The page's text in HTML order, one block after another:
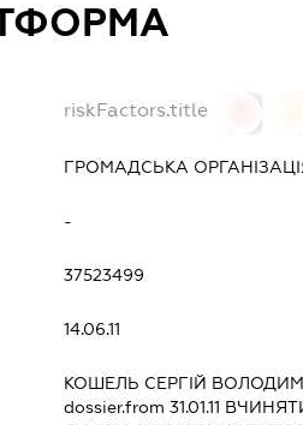
riskFactors.title
ГРОМАДСЬКА
-
37523499
14.06.11
КОШЕЛЬ СЕРГІЙ
dossier.from 31.01.11